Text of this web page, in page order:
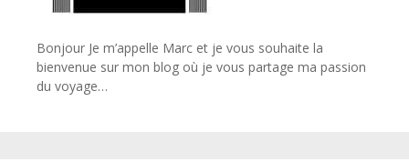
Bonjour Je m’appelle Marc et je vous souhaite la
bienvenue sur mon blog où je vous partage ma passion
du voyage…